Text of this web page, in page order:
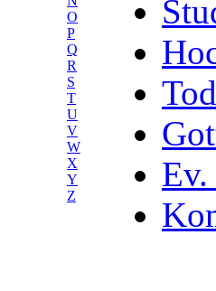
O
P
Q
R
S
T
U
V
W
X
Y
Z
Ev.